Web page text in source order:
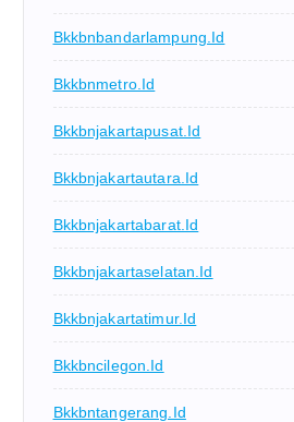
Bkkbnbandarlampung.id
Bkkbnmetro.id
Bkkbnjakartapusat.id
Bkkbnjakartautara.id
Bkkbnjakartabarat.id
Bkkbnjakartaselatan.id
Bkkbnjakartatimur.id
Bkkbncilegon.id
Bkkbntangerang.id